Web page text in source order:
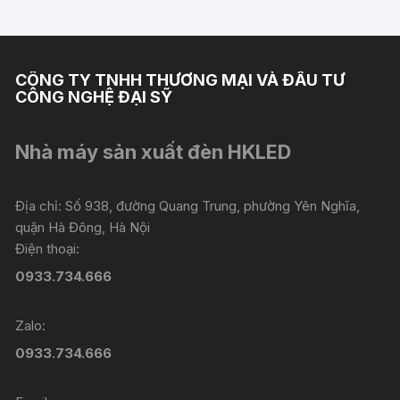
biến
thể.
chọn
thể
được
CÔNG TY TNHH THƯƠNG MẠI VÀ ĐẦU TƯ
CÔNG NGHỆ ĐẠI SỸ
Nhà máy sản xuất đèn HKLED
Địa chỉ: Số 938, đường Quang Trung, phường Yên Nghĩa,
quận Hà Đông, Hà Nội
Điện thoại:
0933.734.666
Zalo:
0933.734.666